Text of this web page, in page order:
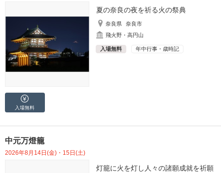
夏の奈良の夜を祈る火の祭典
奈良県
奈良市
飛火野・高円山
入場無料 年中行事・歳時記
入場無料
中元万燈籠
2026年8月14日(金)・15日(土)
灯籠に火を灯し人々の諸願成就を祈願